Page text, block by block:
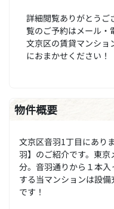
詳細閲覧ありがとうご
覧のご予約はメール・
文京区の賃貸マンショ
におまかせください！
物件概要
文京区音羽1丁目にあり
羽】のご紹介です。東
分。音羽通りから１本
する当マンションは設
です！